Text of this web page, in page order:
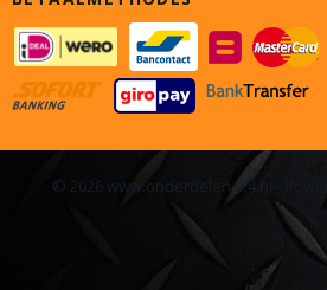
© 2026 www.onderdelen4x4.nl -